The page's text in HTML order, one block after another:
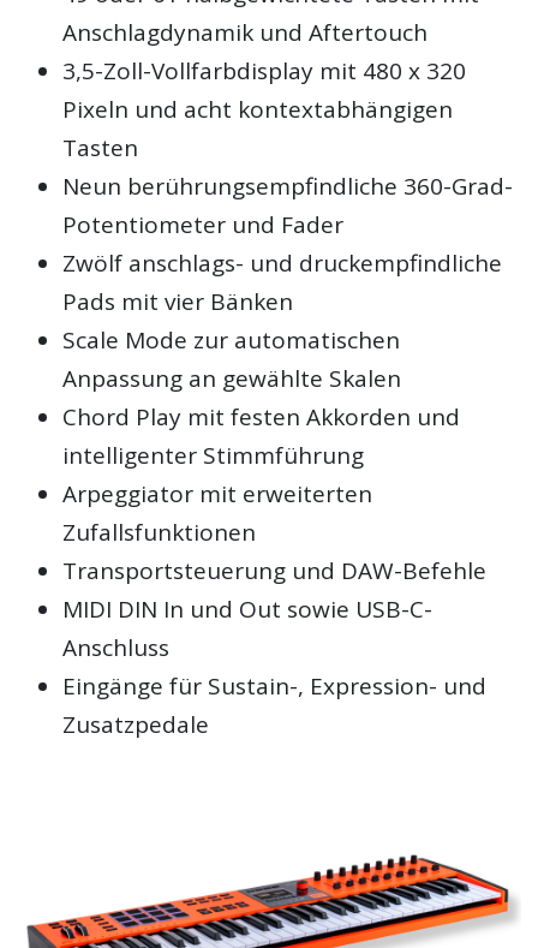
Anschlagdynamik und Aftertouch
3,5-Zoll-Vollfarbdisplay mit 480 x 320
Pixeln und acht kontextabhängigen
Tasten
Neun berührungsempfindliche 360-Grad-
Potentiometer und Fader
Zwölf anschlags- und druckempfindliche
Pads mit vier Bänken
Scale Mode zur automatischen
Anpassung an gewählte Skalen
Chord Play mit festen Akkorden und
intelligenter Stimmführung
Arpeggiator mit erweiterten
Zufallsfunktionen
Transportsteuerung und DAW-Befehle
MIDI DIN In und Out sowie USB-C-
Anschluss
Eingänge für Sustain-, Expression- und
Zusatzpedale